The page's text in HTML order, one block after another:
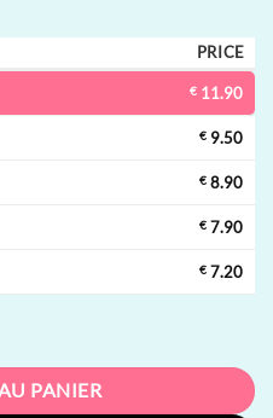
PRICE
€ 11.90
€ 9.50
€ 8.90
€ 7.90
€ 7.20
50K | 50000 bouffées, triple
PANIER